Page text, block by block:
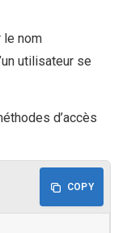
nom
utilisateur se
d’accès
COPY